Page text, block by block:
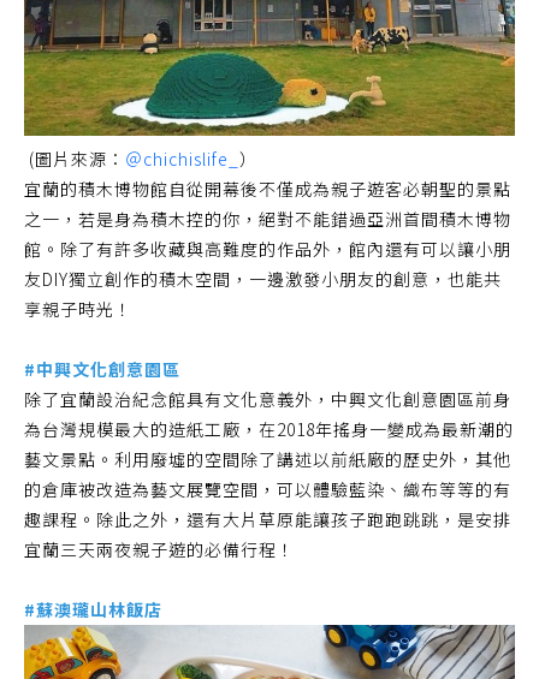
(圖片來源： ＠chichislife_ ）
宜蘭的積木博物館自從開幕後不僅成為親子遊客必朝聖的景點
之一，若是身為積木控的你，絕對不能錯過亞洲首間積木博物
館。除了有許多收藏與高難度的作品外，館內還有可以讓小朋
友DIY獨立創作的積木空間，一邊激發小朋友的創意，也能共
享親子時光！
#中興文化創意園區
除了宜蘭設治紀念館具有文化意義外，中興文化創意園區前身
為台灣規模最大的造紙工廠，在2018年搖身一變成為最新潮的
藝文景點。利用廢墟的空間除了講述以前紙廠的歷史外，其他
的倉庫被改造為藝文展覽空間，可以體驗藍染、織布等等的有
趣課程。除此之外，還有大片草原能讓孩子跑跑跳跳，是安排
宜蘭三天兩夜親子遊的必備行程！
#蘇澳瓏山林飯店